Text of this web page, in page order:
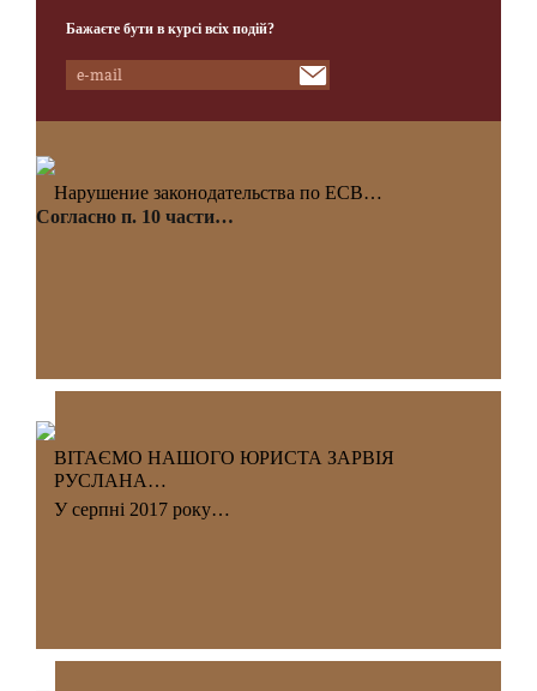
Бажаєте бути в курсі всіх подій?
Нарушение законодательства по ЕСВ…
Согласно п. 10 части…
ВІТАЄМО НАШОГО ЮРИСТА ЗАРВІЯ
РУСЛАНА…
У серпні 2017 року…